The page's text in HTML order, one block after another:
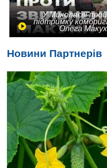
У Миколаєві
підтримку
Олега